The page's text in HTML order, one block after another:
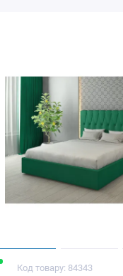
Код товару: 84343